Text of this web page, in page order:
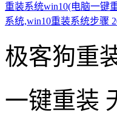
重装系统win10(电脑一键
系统,win10重装系统步骤
极客狗重
一键重装